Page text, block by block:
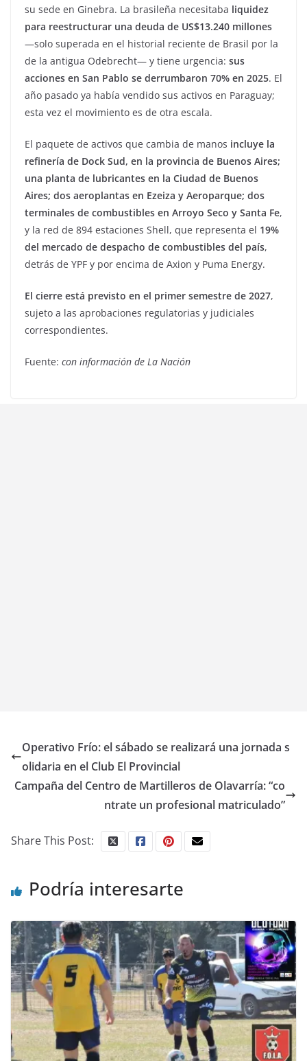
su sede en Ginebra. La brasileña necesitaba liquidez
para reestructurar una deuda de US$13.240 millones
—solo superada en el historial reciente de Brasil por la
de la antigua Odebrecht— y tiene urgencia: sus
acciones en San Pablo se derrumbaron 70% en 2025. El
año pasado ya había vendido sus activos en Paraguay;
esta vez el movimiento es de otra escala.
El paquete de activos que cambia de manos incluye la
refinería de Dock Sud, en la provincia de Buenos Aires;
una planta de lubricantes en la Ciudad de Buenos
Aires; dos aeroplantas en Ezeiza y Aeroparque; dos
terminales de combustibles en Arroyo Seco y Santa Fe,
y la red de 894 estaciones Shell, que representa el 19%
del mercado de despacho de combustibles del país,
detrás de YPF y por encima de Axion y Puma Energy.
El cierre está previsto en el primer semestre de 2027,
sujeto a las aprobaciones regulatorias y judiciales
correspondientes.
Fuente: con información de La Nación
Operativo Frío: el sábado se realizará una jornada s
olidaria en el Club El Provincial
Campaña del Centro de Martilleros de Olavarría: “co
ntrate un profesional matriculado”
Share This Post:
Podría interesarte